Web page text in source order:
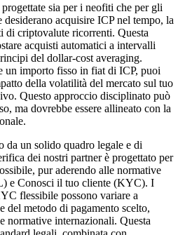
sia per i neofiti che per gli
acquisire ICP nel tempo, la
di criptovalute ricorrenti. Questa
acquisti automatici a intervalli
del dollar-cost averaging.
un importo fisso in fiat di ICP, puoi
della volatilità del mercato sul tuo
Questo approccio disciplinato può
ma dovrebbe essere allineato con la
da un solido quadro legale e di
dei nostri partner è progettato per
pur aderendo alle normative
e Conosci il tuo cliente (KYC). I
flessibile possono variare a
del metodo di pagamento scelto,
normative internazionali. Questa